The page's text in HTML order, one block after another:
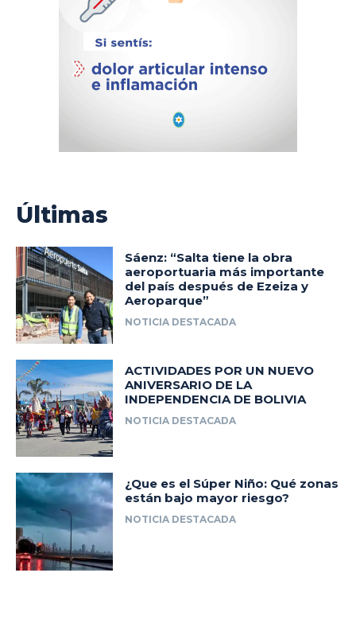
Últimas
Sáenz: “Salta tiene la obra
aeroportuaria más importante
del país después de Ezeiza y
Aeroparque”
NOTICIA DESTACADA
ACTIVIDADES POR UN NUEVO
ANIVERSARIO DE LA
INDEPENDENCIA DE BOLIVIA
NOTICIA DESTACADA
¿Que es el Súper Niño: Qué zonas
están bajo mayor riesgo?
NOTICIA DESTACADA